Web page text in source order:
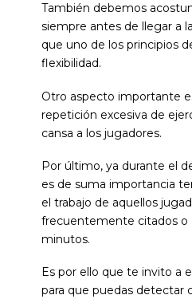
También debemos
siempre antes de llegar a
que uno de los principios
flexibilidad.
Otro aspecto importante
repetición excesiva de
cansa a los jugadores.
Por último, ya durante el
es de suma importancia
el trabajo de aquellos
frecuentemente citados o
minutos.
Es por ello que te invito a
para que puedas detectar